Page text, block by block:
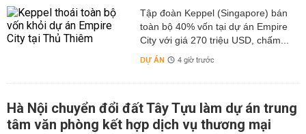
Tập đoàn Keppel (Singapore) bán
toàn bộ 40% vốn tại dự án Empire
City với giá 270 triệu USD, chấm...
DỰ ÁN 4 giờ trước
Hà Nội chuyển đổi đất Tây Tựu làm dự án trung
tâm văn phòng kết hợp dịch vụ thương mại